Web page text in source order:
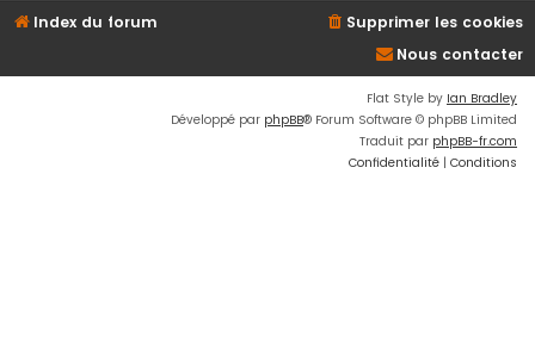
r
Index du forum
Supprimer les cookies
Nous contacter
Flat Style by Ian Bradley
Développé par phpBB® Forum Software © phpBB Limited
Traduit par phpBB-fr.com
Confidentialité | Conditions